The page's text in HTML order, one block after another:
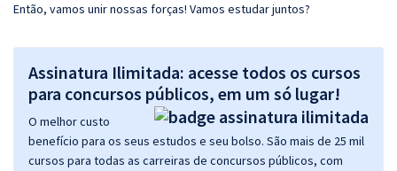
Então, vamos unir nossas forças! Vamos estudar juntos?
Assinatura Ilimitada: acesse todos os cursos
para concursos públicos, em um só lugar!
O melhor custo
benefício para os seus estudos e seu bolso. São mais de 25 mil
cursos para todas as carreiras de concursos públicos, com